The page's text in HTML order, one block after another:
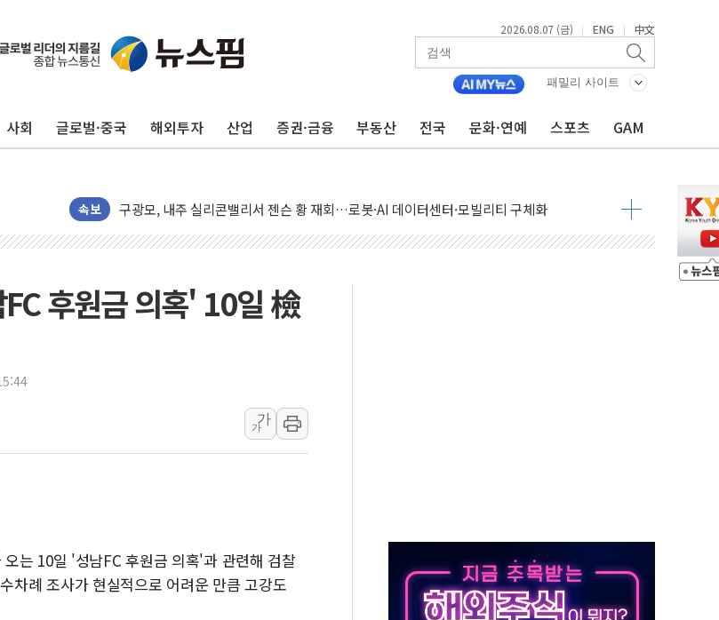
2026.08.07 (금) | ENG | 中文
패밀리 사이트
사회 글로벌·중국 해외투자 산업 증권·금융 부동산 전국 문화·연예 스포츠 GAM
속보
유럽증시, 견조한 실적 소화하며 대부분 상승… "2분기 기업 순이익 21% 증가" 전망
리투아니아 국방 "러, 우크라 드론으로 나토 회원국 공격 검토… 거짓 깃발 작전"
뉴욕증시 개장 전 특징주...모더나·아이온큐·도어대시↑ VS 샌디스크·피그마·앱러빈↓
김정관 장관 "영업이익 N% 성과급 반대…상법·자본시장법 개정 논의"
청와대, 북한 단거리 탄도미사일 발사에 긴급 안보 점검회의
금값 7주 만에 최고…美 고용 둔화·호르무즈 재개방 기대에 강세
'월가의 황제' 다이먼 "금융시장 레버리지 위험수위…숨은 차입이 더 큰 변수"
양주 섬유염색공장서 화재 1명 중상…대응 1단계 진압 중
우크라 드론 전술, 중남미 콜롬비아에 새 안보 위기… 반군·마약카르텔이 습득해 전투 활용
동해해경, 독도 해상서 부유물 감긴 어선 구조
주한미군 "오산기지 누출, 백린 아닌 무해한 표면 부식 물질"
후원금 의혹' 10일 檢
가
가
는 10일 '성남FC 후원금 의혹'과 관련해 검찰
차례 조사가 현실적으로 어려운 만큼 고강도